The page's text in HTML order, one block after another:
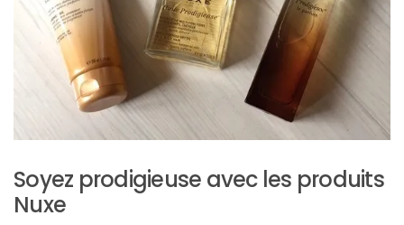
sac
soie
au
luxe
Soyez prodigieuse avec les produits
Nuxe